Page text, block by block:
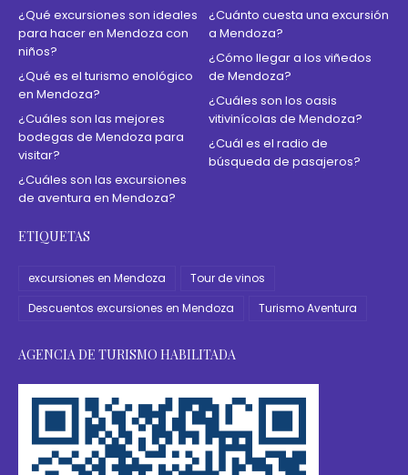
¿Cuánto cuesta una excursión
a Mendoza?
¿Qué excursiones son ideales
para hacer en Mendoza con
niños?
¿Cómo llegar a los viñedos
de Mendoza?
¿Qué es el turismo enológico
en Mendoza?
¿Cuáles son los oasis
vitivinícolas de Mendoza?
¿Cuáles son las mejores
bodegas de Mendoza para
visitar?
¿Cuál es el radio de
búsqueda de pasajeros?
¿Cuáles son las excursiones
de aventura en Mendoza?
ETIQUETAS
excursiones en Mendoza
Tour de vinos
Descuentos excursiones en Mendoza
Turismo Aventura
AGENCIA DE TURISMO HABILITADA